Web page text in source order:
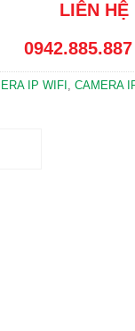
LIÊN HỆ
IP WIFI CAMERA